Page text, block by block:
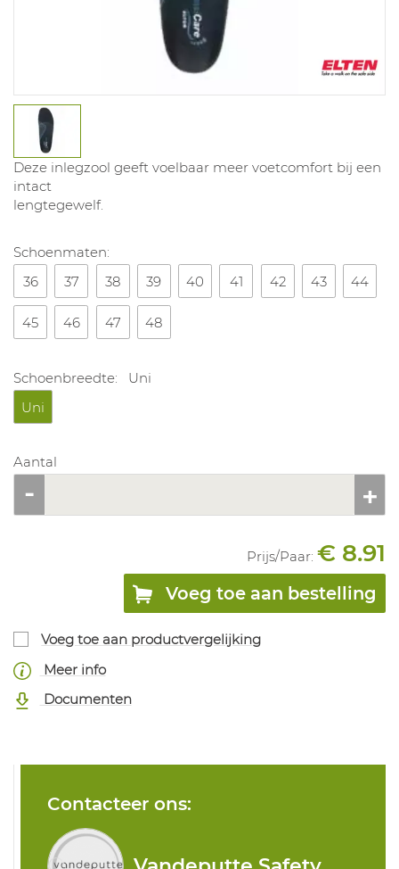
Deze inlegzool geeft voelbaar meer voetcomfort bij een
intact
lengtegewelf.
Schoenmaten:
36
37 38 39 40 41 42 43 44
45 46 47 48
Schoenbreedte:
Uni
Uni
Aantal
Prijs/Paar: € 8.91
Voeg toe aan bestelling
Voeg toe aan productvergelijking
Meer info
Documenten
Contacteer ons: